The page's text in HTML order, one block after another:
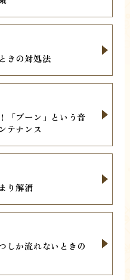
きの対処法
「ブーン」という音
テナンス
り解消
しか流れないときの